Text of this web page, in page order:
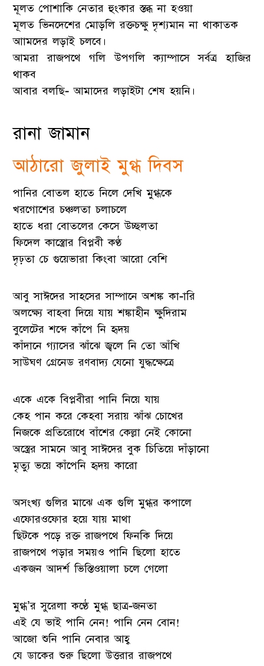
মূলত পোশাকি নেতার হুংকার স্তব্ধ না হওয়া
মূলত ভিনদেশের মোড়লি রক্তচক্ষু দৃশ্যমান না থাকাতক
আামদের লড়াই চলবে।
আমরা রাজপথে গলি উপগলি ক্যাম্পাসে সর্বত্র হাজির
থাকব
আবার বলছি- আমাদের লড়াইটা শেষ হয়নি।
রানা জামান
আঠারো জুলাই মুগ্ধ দিবস
পানির বোতল হাতে নিলে দেখি মুগ্ধকে
খরগোশের চঞ্চলতা চলাচলে
হাতে ধরা বোতলের কেসে উচ্ছলতা
ফিদেল কাস্ত্রোর বিপ্লবী কণ্ঠ
দৃঢ়তা চে গুয়েভারা কিংবা আরো বেশি
আবু সাঈদের সাহসের সাম্পানে অশঙ্ক কা-ারি
অলক্ষ্যে বাহবা দিয়ে যায় শঙ্কাহীন ক্ষুদিরাম
বুলেটের শব্দে কাঁপে নি হৃদয়
কাঁদানে গ্যাসের ঝাঁঝে জ্বলে নি তো আঁখি
সাউঘণ গ্রেনেড রণবাদ্য যেনো যুদ্ধক্ষেত্রে
একে একে বিপ্লবীরা পানি নিয়ে যায়
কেহ পান করে কেহবা সরায় ঝাঁঝ চোখের
নিজকে প্রতিরোধে বাঁশের কেল্লা নেই কোনো
অস্ত্রের সামনে আবু সাঈদের বুক চিতিয়ে দাঁড়ানো
মৃত্যু ভয়ে কাঁপেনি হৃদয় কারো
অসংখ্য গুলির মাঝে এক গুলি মুগ্ধর কপালে
এফোরওফোর হয়ে যায় মাথা
ছিটকে পড়ে রক্ত রাজপথে ফিনকি দিয়ে
রাজপথে পড়ার সময়ও পানি ছিলো হাতে
একজন আদর্শ ভিস্তিওয়ালা চলে গেলো
মুগ্ধ’র সুরেলা কণ্ঠে মুগ্ধ ছাত্র-জনতা
এই যে ভাই পানি নেন! পানি নেন বোন!
আজো শুনি পানি নেবার আহ্ব
যে ডাকের শুরু ছিলো উত্তরার রাজপথে